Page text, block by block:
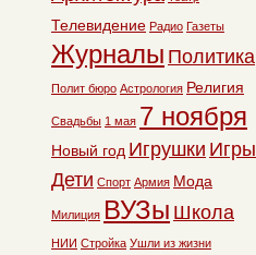
Телевидение Радио Газеты
Журналы Политика
Полит бюро Астрология Религия
Свадьбы 1 мая 7 ноября
Новый год Игрушки Игры
Дети Спорт Армия Мода
Милиция ВУЗы Школа
НИИ Стройка Ушли из жизни